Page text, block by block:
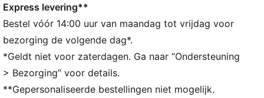
zachte demping dankzij de extra dikke hiel
DETAILS
Gevormd zadelstuk
TPU-schacht
EVA-hielstuk
PUMA Cat-logo op de neus
PUMA-woordmerk op de hiel
Express levering**
Bestel vóór 14:00 uur van maandag tot vrijdag voor
bezorging de volgende dag*.
*Geldt niet voor zaterdagen. Ga naar “Ondersteuning
> Bezorging” voor details.
**Gepersonaliseerde bestellingen niet mogelijk.